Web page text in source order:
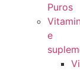
Puros
e